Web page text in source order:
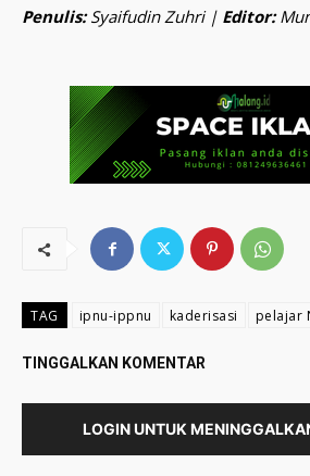
Penulis:Syaifudin Zuhri | Editor:
TAG ipnu-ippnu kaderisasi pelajar
TINGGALKAN KOMENTAR
LOGIN UNTUK